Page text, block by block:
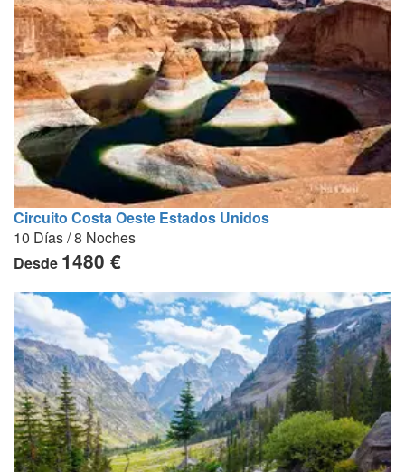
Circuito Costa Oeste Estados Unidos
10 Días / 8 Noches
Desde 1480 €